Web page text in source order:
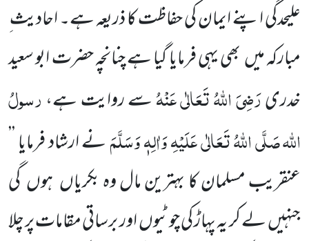
علیحدگی اپنے ایمان کی حفاظت کا ذریعہ ہے۔ احادیث ِ
مبارکہمیںبھی یہی فرمایا گیا ہے چنانچہ حضرت ابو سعید
خدریرَضِیَ اللّٰہُ تَعَالٰی عَنْہُسے روایت ہے،رسولُ
اللّٰہصَلَّی اللّٰہُ تَعَالٰی عَلَیْہِ وَاٰلِہٖ وَسَلَّمَنے ارشاد فرمایا ’’
عنقریب مسلمان کا بہترین مال وہ بکریاں ہوںگی
جنہیںلے کر یہ پہاڑ کی چوٹیوںاور برساتی مقامات پر چلا